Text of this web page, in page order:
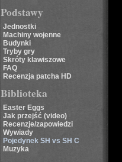
Podstawy
Jednostki
Machiny wojenne
Budynki
Tryby gry
Skróty klawiszowe
FAQ
Recenzja patcha HD
Biblioteka
Easter Eggs
Jak przejść (video)
Recenzje/zapowiedzi
Wywiady
Pojedynek SH vs SH C
Muzyka